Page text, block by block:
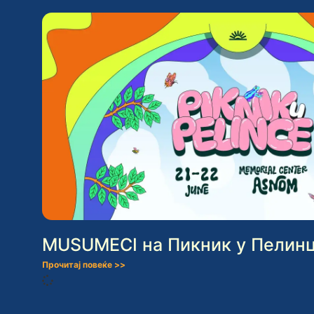
MUSUMECI на Пикник у
Прочитај повеќе >>